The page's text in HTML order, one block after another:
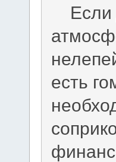
Если
есть